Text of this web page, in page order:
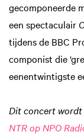
gecomponeerde
een spectaculair
tijdens de BBC
componist die
eenentwintigste
Dit concert wordt
NTR op NPO